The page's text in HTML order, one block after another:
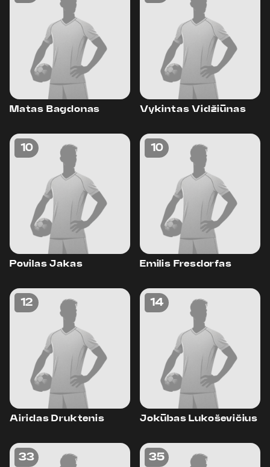
Matas Bagdonas Vykintas Vidžiūnas
10
Povilas Jakas
10
Emilis Fresdorfas
12
Airidas Druktenis
14
Jokūbas Lukoševičius
33 35